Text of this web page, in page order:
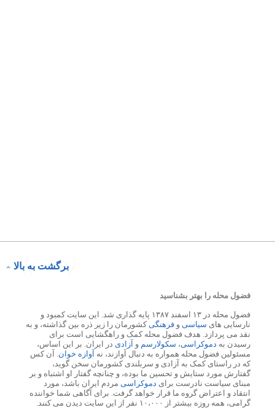
برگشت به بالا
فضول محله را بهتر بشناسید
فضول محله در ۱۳ اسفند ۱۳۸۷ پایه گذاری شد. این سایت کمبود و
نارسایی های سیاسی و فرهنگیکشورمان را زیر ذره بین گذاشته، و به
نقد می پردازد. هدف فضول محله کمک و راهگشایی است برای
رسیدن به دموکراسی، سکولارسم و آزادی در ایران. بر این اساس،
مسئولین فضول محله همواره به دنبال آوازند، نه آوازه خوان. آن کس
که در راستای کمک به آزادی و سربلندی کشورمان سخن گوید،
گفتارش مورد ستایش و تحسین ما بوده، و چنانچه گفتار او اشتباه و بر
مبنای سیاست نادرست برای دموکراسی مردم ایران باشد، مورد
انتقاد و اعتراض گروه ما قرار خواهد گرفت. برای آگاهی شما خواننده
گرامی، همه روزه بیشتر از ۱۰،۰۰۰ نفر از این سایت دیدن می کنند.